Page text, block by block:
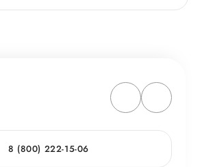
8 (800) 222-15-06